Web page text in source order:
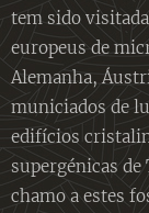
tem sido
europeus de
Alemanha,
municiados de
edifícios
supergénicas
chamo a estes